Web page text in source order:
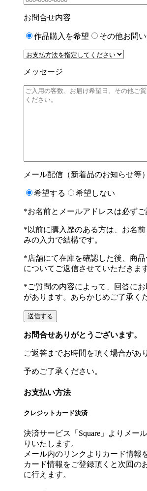
お問合せ内容
作品購入を希望 その他お問
メッセージ
メール配信（新着品のお知らせ等）
希望する 希望しない
*お名前とメールアドレスは必ずご
*以前に購入歴のある方は、お名
みの入力で結構です。
*店舗にて在庫を確認した後、商
についてご返信させていただきます
*ご質問の内容によって、回答に
があります。あらかじめご了承く
お問合せありがとうございます。
ご返答までお時間を頂く場合があ
予めご了承ください。
お支払い方法
クレジットカード決済
決済サービス「Square」よりメー
りいたします。
メール内のリンクよりカード情報
カード情報をご登録頂くと次回の
に行えます。